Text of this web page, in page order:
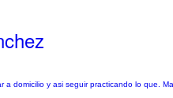
domicilio y asi seguir practicando lo que.